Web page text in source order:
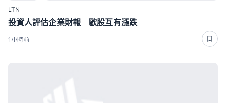
LTN
投資人評估企業財報 歐股互有漲跌
1小時前